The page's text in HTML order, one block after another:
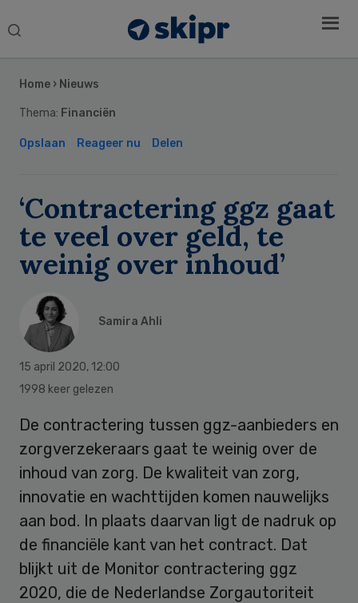
Search
Home › Nieuws
Thema: Financiën
Opslaan Reageer nu Delen
‘Contractering ggz gaat
te veel over geld, te
weinig over inhoud’
Samira Ahli
15 april 2020, 12:00
1998 keer gelezen
De contractering tussen ggz-aanbieders en
zorgverzekeraars gaat te weinig over de
inhoud van zorg. De kwaliteit van zorg,
innovatie en wachttijden komen nauwelijks
aan bod. In plaats daarvan ligt de nadruk op
de financiële kant van het contract. Dat
blijkt uit de Monitor contractering ggz
2020, die de Nederlandse Zorgautoriteit
Sidebar